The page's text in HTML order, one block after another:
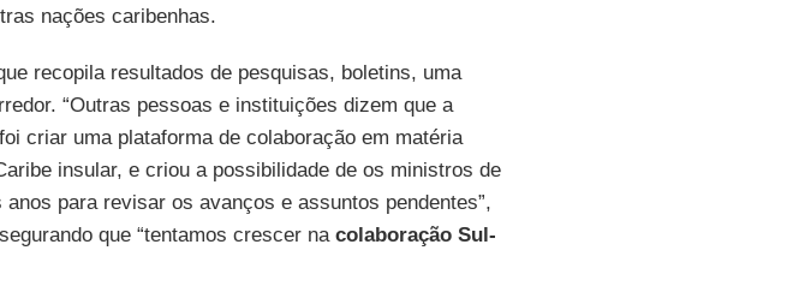
nações caribenhas.
recopila resultados de pesquisas, boletins, uma
“Outras pessoas e instituições dizem que a
criar uma plataforma de colaboração em matéria
insular, e criou a possibilidade de os ministros de
para revisar os avanços e assuntos pendentes”,
que “tentamos crescer na colaboração Sul-